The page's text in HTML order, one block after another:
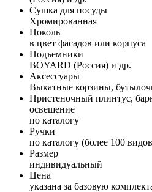
Сушка для посуды
Хромированная
Цоколь
в цвет фасадов или корпуса
Подъемники
BOYARD (Россия) и др.
Аксессуары
Выкатные корзины,
Пристеночный плинтус,
освещение
по каталогу
Ручки
по каталогу (более 100
Размер
индивидуальный
Цена
указана за базовую